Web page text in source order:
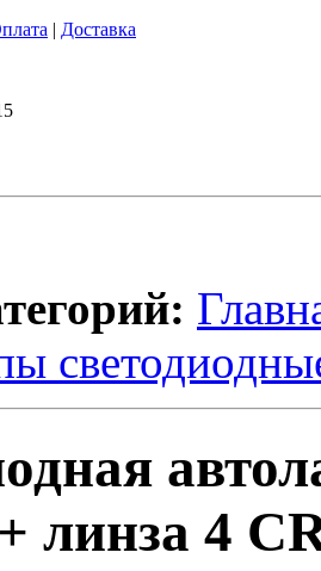
| Доставка
линза 4